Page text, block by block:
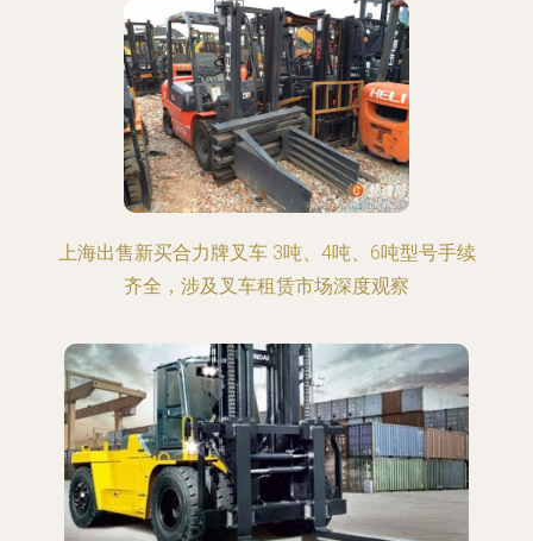
上海出售新买合力牌叉车 3吨、4吨、6吨型号手续
齐全，涉及叉车租赁市场深度观察